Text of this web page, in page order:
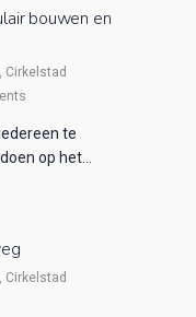
bouwen en
, Cirkelstad
te
op het…
, Cirkelstad